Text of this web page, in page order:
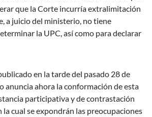
que la Corte incurría extralimitación
a juicio del ministerio, no tiene
la UPC, así como para declarar
en la tarde del pasado 28 de
anuncia ahora la conformación de esta
participativa y de contrastación
cual se expondrán las preocupaciones